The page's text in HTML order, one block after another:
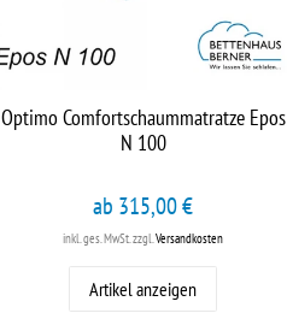
Optimo Comfortschaummatratze Epos
N 100
ab 315,00 €
inkl. ges. MwSt.zzgl.Versandkosten
Artikel anzeigen